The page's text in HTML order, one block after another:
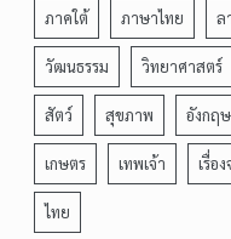
ภาคใต้ ภาษาไทย ล
วัฒนธรรม วิทยาศาสตร์
สัตว์ สุขภาพ อังกฤษ
เกษตร เทพเจ้า เรื่อง
ไทย